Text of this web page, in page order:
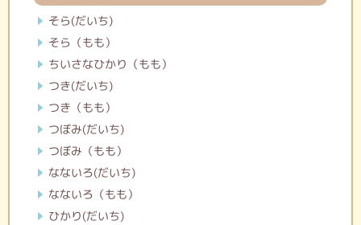
そら(だいち)
そら（もも）
ちいさなひかり（もも）
つき(だいち)
つき（もも）
つぼみ(だいち)
つぼみ（もも）
なないろ(だいち)
なないろ（もも）
ひかり(だいち)